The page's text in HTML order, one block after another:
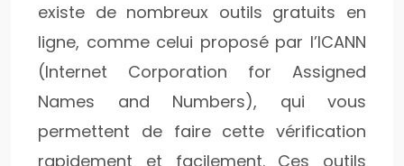
existe de nombreux outils gratuits en
ligne, comme celui proposé par l’ICANN
(Internet Corporation for Assigned
Names and Numbers), qui vous
permettent de faire cette vérification
rapidement et facilement. Ces outils